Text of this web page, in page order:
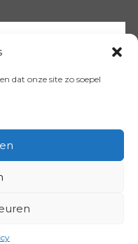
dat onze site zo soepel